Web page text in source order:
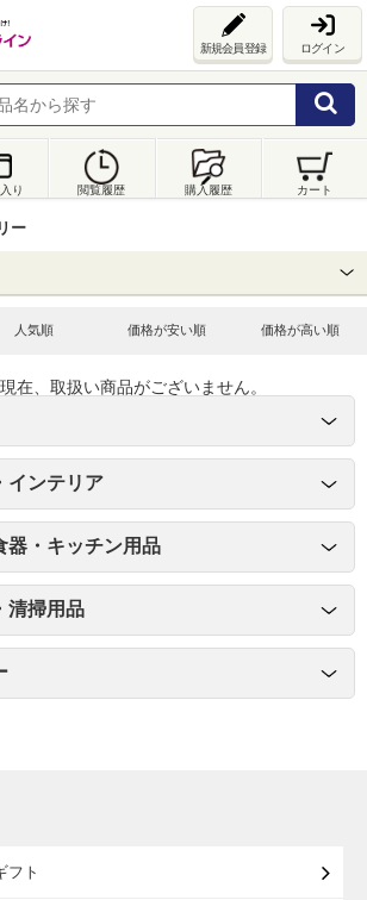
新規会員登録 ログイン
り 閲覧履歴 購入履歴 カート
ー
人気順 価格が安い順 価格が高い順
在、取扱い商品がございません。
インテリア
器・キッチン用品
清掃用品
フト